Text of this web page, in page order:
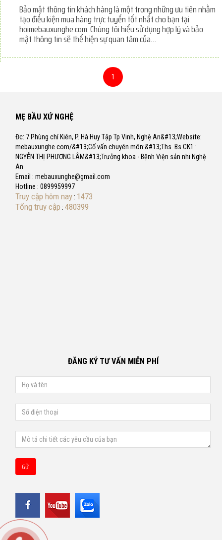
Bảo mật thông tin khách hàng là một trong những ưu tiên nhằm
tạo điều kiện mua hàng trực tuyến tốt nhất cho bạn tại
hoimebauxunghe.com. Chúng tôi hiểu sử dụng hợp lý và bảo
mật thông tin sẽ thể hiện sự quan tâm của
1
MẸ BẦU XỨ NGHỆ
Đc: 7 Phùng chí Kiên, P. Hà Huy Tập Tp Vinh, Nghệ An&#13;Website:
mebauxunghe.com/&#13;Cố vấn chuyên môn:&#13;Ths. Bs CK1 :
NGYỄN THỊ PHƯƠNG LÂM&#13;Trưởng khoa - Bệnh Viện sản nhi Nghệ
An
Email : mebauxunghe@gmail.com
Hotline : 0899959997
Truy cập hôm nay : 1473
Tổng truy cập : 480399
ĐĂNG KÝ TƯ VẤN MIỄN PHÍ
Gửi